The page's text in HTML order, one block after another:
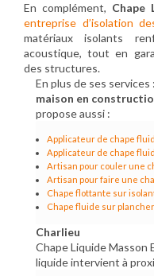
En complément, Chape
entreprise d’isolation
matériaux isolants
acoustique, tout en
des structures.
En plus de ses services :
maison en
propose aussi :
Applicateur de chape
Applicateur de chape
Artisan pour couler une
Artisan pour faire une
Chape flottante sur
Chape fluide sur
Charlieu
Chape Liquide Masson
liquide intervient à